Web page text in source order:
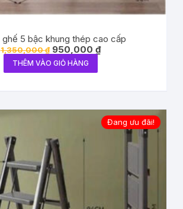
ghế 5 bậc khung thép cao cấp
1,350,000₫ 950,000 ₫
THÊM VÀO GIỎ HÀNG
Đang ưu đãi!